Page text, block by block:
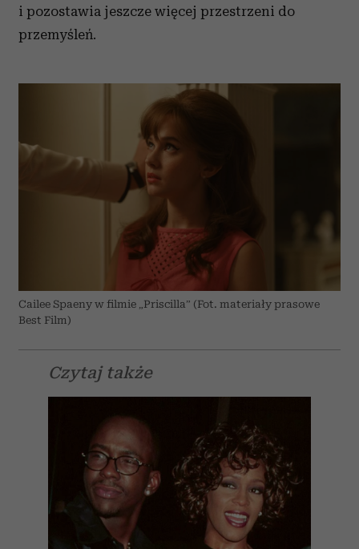
i pozostawia jeszcze więcej przestrzeni do
przemyśleń.
Cailee Spaeny w filmie „Priscilla” (Fot. materiały prasowe
Best Film)
Czytaj także